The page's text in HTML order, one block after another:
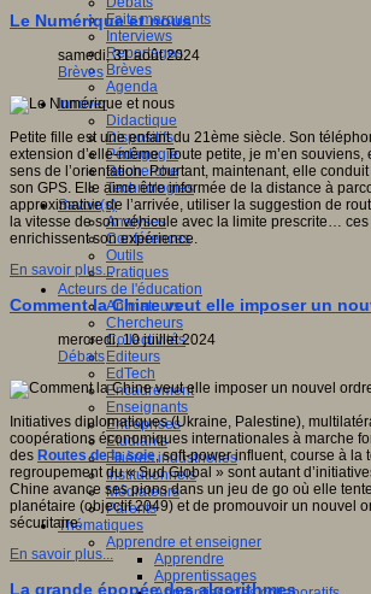
Faits marquants
Interviews
Reportages
Brèves
Agenda
Innover
Didactique
Dispositifs
Pédagogie
Recherche
Technologies
Savoir(s)
Analyses
Conférences
Outils
Pratiques
Acteurs de l'éducation
Animateurs
Chercheurs
Collectivités
Editeurs
EdTech
Encadrement
Enseignants
Entreprises
Etudiants
Filières industrielles
Institutionnels
Médiateurs
Parents
Thématiques
Apprendre et enseigner
Apprendre
Apprentissages
Le Numérique et nous
samedi, 31 août 2024
Brèves
Petite fille est une enfant du 21ème siècle. Son
extension d’elle-même. Toute petite, je m’en
sens de l’orientation. Pourtant, maintenant, elle
son GPS. Elle aime être informée de la distance à
approximative de l’arrivée, utiliser la suggestion de
la vitesse de son véhicule avec la limite prescrite…
enrichissent son expérience.
En savoir plus...
Comment la Chine veut elle imposer un
mercredi, 10 juillet 2024
Débats
Initiatives diplomatiques (Ukraine, Palestine),
coopérations économiques internationales à marche
des Routes de la soie, soft-power influent, course à la
regroupement du « Sud Global » sont autant
Chine avance ses pions dans un jeu de go où elle
planétaire (objectif 2049) et de promouvoir un nouvel
sécuritaire.
En savoir plus...
La grande épopée des algorithmes